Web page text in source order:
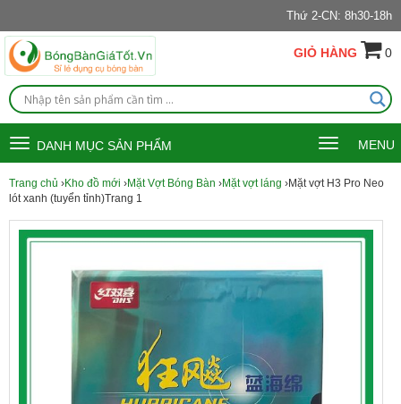
Thứ 2-CN: 8h30-18h
GIỎ HÀNG 0
Toggle
navigation
DANH MỤC SẢN PHẨM
Toggle
navigation
MENU
Trang chủ ›Kho đồ mới ›Mặt Vợt Bóng Bàn ›Mặt vợt láng ›Mặt vợt H3 Pro Neo
lót xanh (tuyển tỉnh)Trang 1